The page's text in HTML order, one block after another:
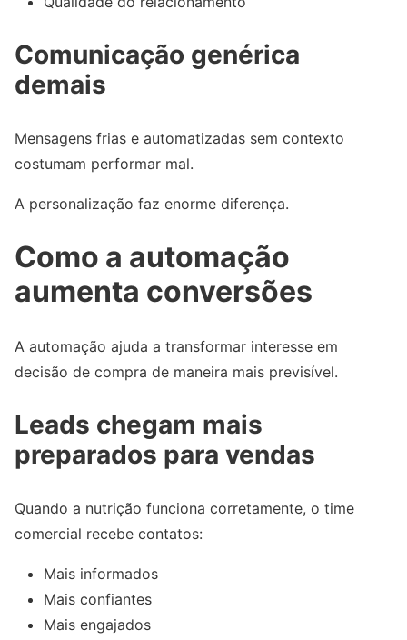
Comunicação genérica
demais
Mensagens frias e automatizadas sem contexto
costumam performar mal.
A personalização faz enorme diferença.
Como a automação
aumenta conversões
A automação ajuda a transformar interesse em
decisão de compra de maneira mais previsível.
Leads chegam mais
preparados para vendas
Quando a nutrição funciona corretamente, o time
comercial recebe contatos:
Mais informados
Mais confiantes
Mais engajados